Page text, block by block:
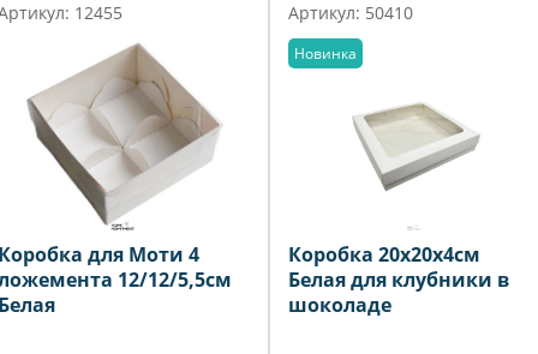
12455
для Моти 4
12/12/5,5см
Артикул: 50410
Новинка
Коробка 20х20х4см
Белая для клубники в
шоколаде